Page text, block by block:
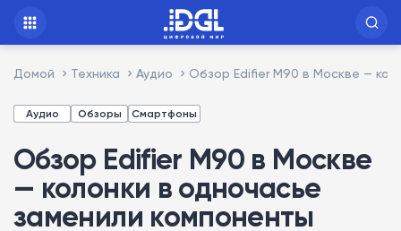
Домой Техника Аудио Обзор Edifier M90 в Москве —
Аудио Обзоры Смартфоны
Обзор Edifier M90 в Москве
— колонки в одночасье
заменили компоненты